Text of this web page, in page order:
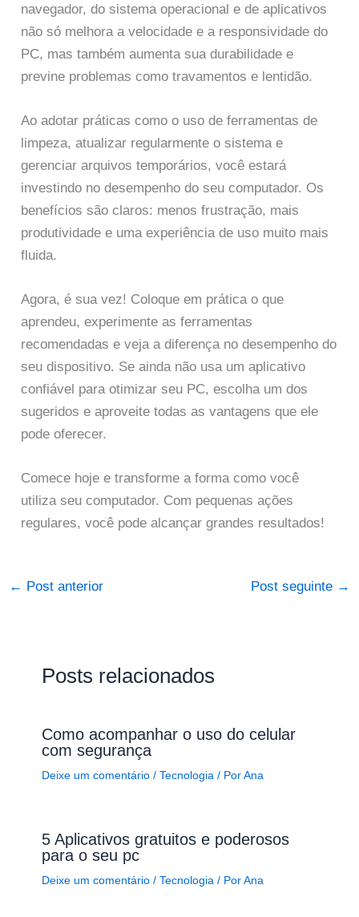
navegador, do sistema operacional e de aplicativos
não só melhora a velocidade e a responsividade do
PC, mas também aumenta sua durabilidade e
previne problemas como travamentos e lentidão.
Ao adotar práticas como o uso de ferramentas de
limpeza, atualizar regularmente o sistema e
gerenciar arquivos temporários, você estará
investindo no desempenho do seu computador. Os
benefícios são claros: menos frustração, mais
produtividade e uma experiência de uso muito mais
fluida.
Agora, é sua vez! Coloque em prática o que
aprendeu, experimente as ferramentas
recomendadas e veja a diferença no desempenho do
seu dispositivo. Se ainda não usa um aplicativo
confiável para otimizar seu PC, escolha um dos
sugeridos e aproveite todas as vantagens que ele
pode oferecer.
Comece hoje e transforme a forma como você
utiliza seu computador. Com pequenas ações
regulares, você pode alcançar grandes resultados!
← Post anterior Post seguinte →
Posts relacionados
Como acompanhar o uso do celular
com segurança
Deixe um comentário / Tecnologia/ PorAna
5 Aplicativos gratuitos e poderosos
para o seu pc
Deixe um comentário / Tecnologia/ PorAna